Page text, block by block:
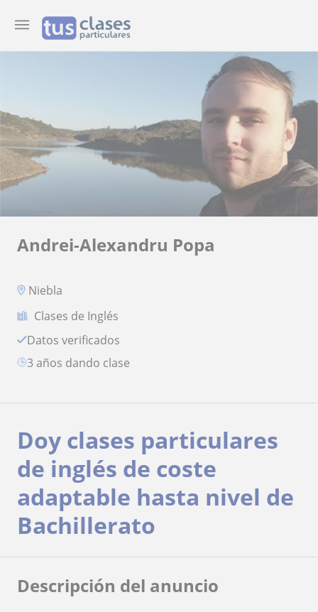
Andrei-Alexandru Popa
Niebla
Clases de Inglés
Datos verificados
3 años dando clase
Doy clases particulares
de inglés de coste
adaptable hasta nivel de
Bachillerato
Descripción del anuncio